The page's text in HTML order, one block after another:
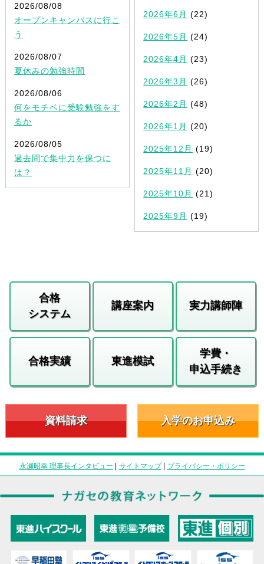
2026/08/08
オープンキャンパスに行こ
う
2026/08/07
夏休みの勉強時間
2026/08/06
何をモチベに受験勉強をす
るか
2026/08/05
過去問で集中力を保つに
は？
2026年6月 (22)
2026年5月 (24)
2026年4月 (23)
2026年3月 (26)
2026年2月 (48)
2026年1月 (20)
2025年12月 (19)
2025年11月 (20)
2025年10月 (21)
2025年9月 (19)
合格
システム
講座案内 実力講師陣
合格実績 東進模試
学費・
申込手続き
資料請求 入学のお申込み
永瀬昭幸 理事長インタビュー | サイトマップ| プライバシー・ポリシー